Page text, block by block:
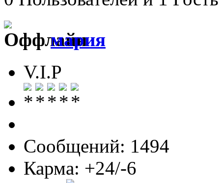
мария
V.I.P
Сообщений: 1494
Карма: +24/-6